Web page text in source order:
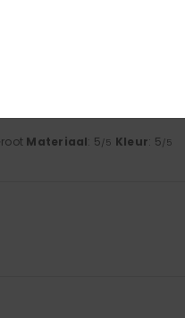
Materiaal: 5/5 Kleur: 5/5